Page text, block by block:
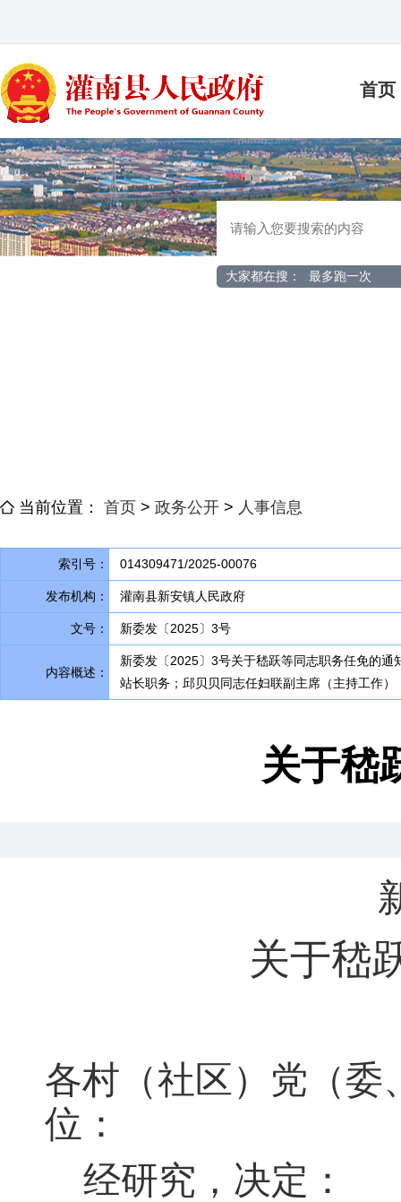
首页
大家都在搜： 最多跑一次
当前位置： 首页 > 政务公开 > 人事信息
索引号： 014309471/2025-00076
发布机构： 灌南县新安镇人民政府
文号： 新委发〔2025〕3号
内容概述：
新委发〔2025〕3号关于嵇跃等同志职务任免的
站长职务；邱贝贝同志任妇联副主席（主持工作）
关于嵇
关于嵇
各村（社区）党（委
位：
经研究 ， 决定：